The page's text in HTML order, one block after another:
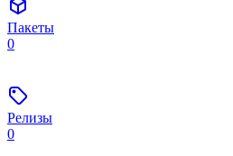
Пакеты
0
Релизы
0